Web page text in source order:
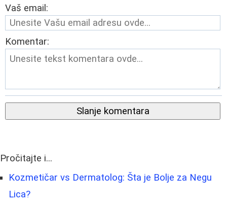
Vaš email:
Komentar:
Slanje komentara
Pročitajte i...
Kozmetičar vs Dermatolog: Šta je Bolje za Negu
Lica?